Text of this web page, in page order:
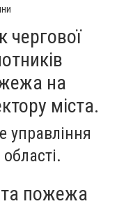
чергової
на
міста.
управління
пожежа